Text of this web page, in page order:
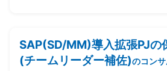
作成・サービス設計を受けて、
~運用設計を実施
・サービス運用形態・リリース方
SAP(SD/MM)導入拡張PJの
(チームリーダー補佐)のコン